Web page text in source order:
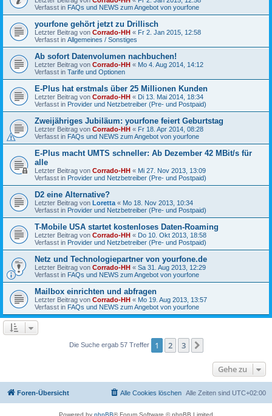
Verfasst in FAQs und NEWS zum Angebot von yourfone
yourfone gehört jetzt zu Drillisch
Letzter Beitrag von Corrado-HH « Fr 2. Jan 2015, 12:58
Verfasst in Allgemeines / Sonstiges
Ab sofort Datenvolumen nachbuchen!
Letzter Beitrag von Corrado-HH « Mo 4. Aug 2014, 14:12
Verfasst in Tarife und Optionen
E-Plus hat erstmals über 25 Millionen Kunden
Letzter Beitrag von Corrado-HH « Di 13. Mai 2014, 18:34
Verfasst in Provider und Netzbetreiber (Pre- und Postpaid)
Zweijähriges Jubiläum: yourfone feiert Geburtstag
Letzter Beitrag von Corrado-HH « Fr 18. Apr 2014, 08:28
Verfasst in FAQs und NEWS zum Angebot von yourfone
E-Plus macht UMTS schneller: Ab Dezember 42 MBit/s für
alle
Letzter Beitrag von Corrado-HH « Mi 27. Nov 2013, 13:09
Verfasst in Provider und Netzbetreiber (Pre- und Postpaid)
D2 eine Alternative?
Letzter Beitrag von Loretta « Mo 18. Nov 2013, 10:34
Verfasst in Provider und Netzbetreiber (Pre- und Postpaid)
T-Mobile USA startet kostenloses Daten-Roaming
Letzter Beitrag von Corrado-HH « Do 10. Okt 2013, 18:58
Verfasst in Provider und Netzbetreiber (Pre- und Postpaid)
Netz und Technologiepartner von yourfone.de
Letzter Beitrag von Corrado-HH « Sa 31. Aug 2013, 12:29
Verfasst in FAQs und NEWS zum Angebot von yourfone
Mailbox einrichten und abfragen
Letzter Beitrag von Corrado-HH « Mo 19. Aug 2013, 13:57
Verfasst in FAQs und NEWS zum Angebot von yourfone
Die Suche ergab 57 Treffer 1 2 3
Gehe zu
Foren-Übersicht Alle Zeiten sind UTC+02:00
Alle Cookies löschen
Powered by phpBB® Forum Software © phpBB Limited